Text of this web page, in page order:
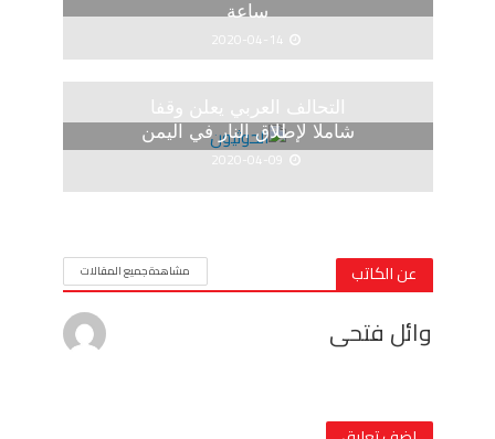
ساعة
2020-04-14
التحالف العربي يعلن وقفا
شاملا لإطلاق النار في اليمن
2020-04-09
عن الكاتب مشاهدة جميع المقالات
وائل فتحى